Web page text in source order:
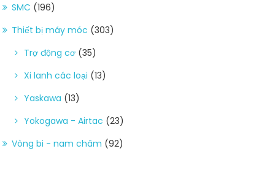
SMC (196)
Thiết bị máy móc (303)
Trợ động cơ (35)
Xi lanh các loại (13)
Yaskawa (13)
Yokogawa - Airtac (23)
Vòng bi - nam châm (92)